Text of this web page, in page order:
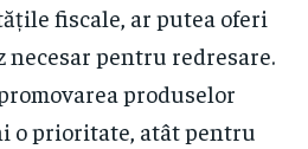
fiscale, ar putea oferi
pentru redresare.
produselor
o prioritate, atât pentru